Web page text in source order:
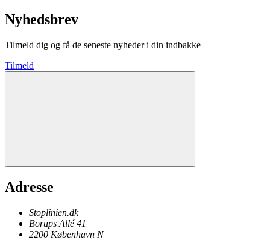
Nyhedsbrev
Tilmeld dig og få de seneste nyheder i din indbakke
Tilmeld
Adresse
Stoplinien.dk
Borups Allé 41
2200 København N